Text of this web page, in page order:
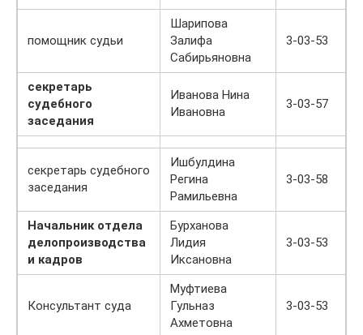
помощник судьи
Шарипова
Залифа
Сабирьяновна
3-03-53
секретарь
судебного
заседания
Иванова Нина
Ивановна
3-03-57
секретарь судебного
заседания
Ишбулдина
Регина
Рамильевна
3-03-58
Начальник отдела
делопроизводства
и кадров
Бурханова
Лидия
Иксановна
3-03-53
Консультант суда
Муфтиева
Гульназ
Ахметовна
3-03-53